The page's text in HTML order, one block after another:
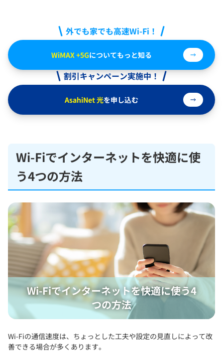
外でも家でも高速Wi-Fi！
WiMAX +5Gについてもっと知る
割引キャンペーン実施中！
AsahiNet 光を申し込む
Wi-Fiでインターネットを快適に使
う4つの方法
Wi-Fiでインターネットを快適に使う4
つの方法
Wi-Fiの通信速度は、ちょっとした工夫や設定の見直しによって改
善できる場合が多くあります。